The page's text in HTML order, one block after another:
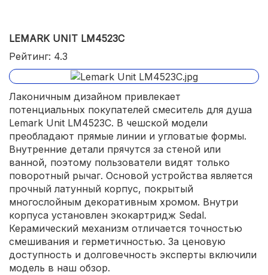
LEMARK UNIT LM4523C
Рейтинг: 4.3
Лаконичным дизайном привлекает
потенциальных покупателей смеситель для душа
Lemark Unit LM4523C. В чешской модели
преобладают прямые линии и угловатые формы.
Внутренние детали прячутся за стеной или
ванной, поэтому пользователи видят только
поворотный рычаг. Основой устройства является
прочный латунный корпус, покрытый
многослойным декоративным хромом. Внутри
корпуса установлен экокартридж Sedal.
Керамический механизм отличается точностью
смешивания и герметичностью. За ценовую
доступность и долговечность эксперты включили
модель в наш обзор.